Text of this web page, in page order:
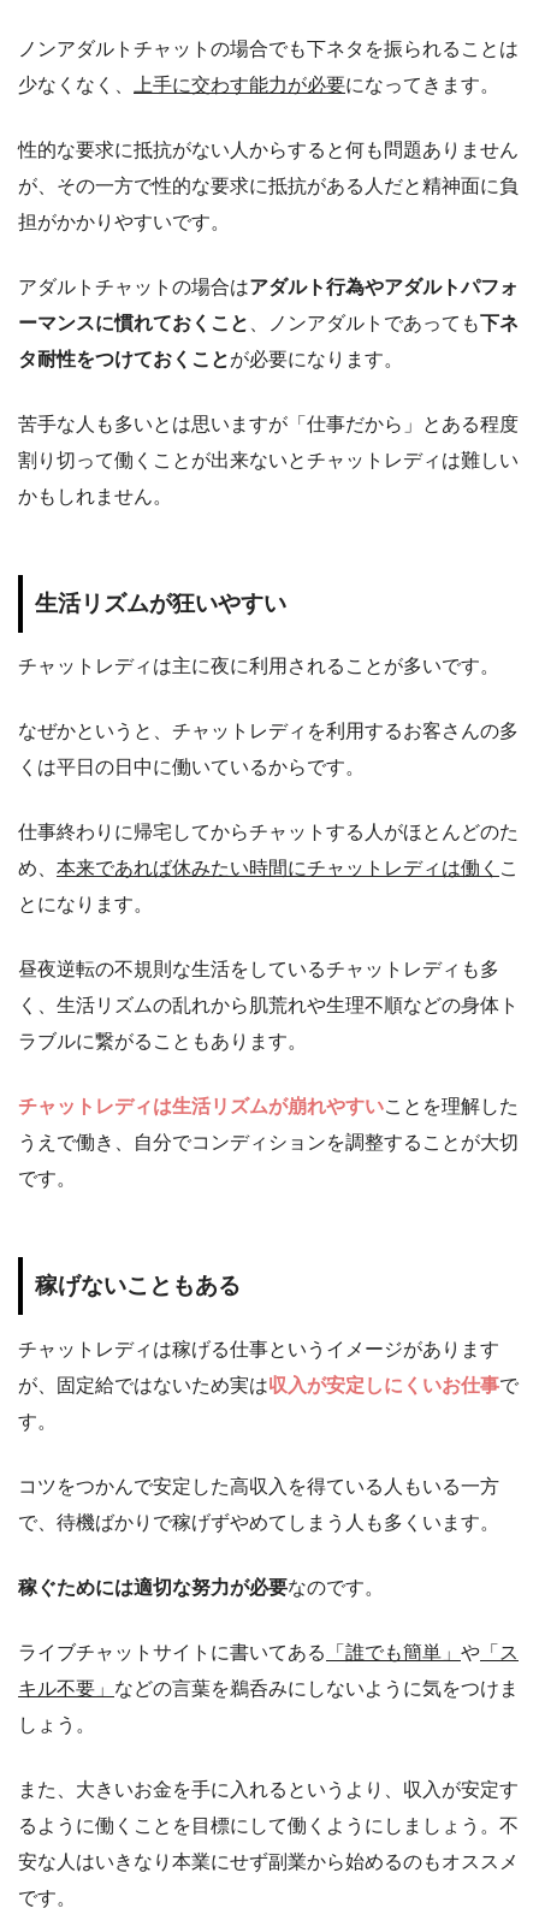
ノンアダルトチャットの場合でも下ネタを振られることは
少なくなく、
上手に交わす能力が必要になってきます。
性的な要求に抵抗がない人からすると何も問題ありません
が、その一方で性的な要求に抵抗がある人だと精神面に負
担がかかりやすいです。
アダルトチャットの場合はアダルト行為やアダルトパフォ
ーマンスに慣れておくこと
、ノンアダルトであっても下ネ
タ耐性をつけておくことが必要になります。
苦手な人も多いとは思いますが「仕事だから」とある程度
割り切って働くことが出来ないとチャットレディは難しい
かもしれません。
生活リズムが狂いやすい
チャットレディは主に夜に利用されることが多いです。
なぜかというと、チャットレディを利用するお客さんの多
くは平日の日中に働いているからです。
仕事終わりに帰宅してからチャットする人がほとんどのた
め、 本来であれば休みたい時間にチャットレディは働く こ
とになります。
昼夜逆転の不規則な生活をしているチャットレディも多
く、生活リズムの乱れから肌荒れや生理不順などの身体ト
ラブルに繋がることもあります。
チャットレディは生活リズムが崩れやすいことを理解した
うえで働き、自分でコンディションを調整することが大切
です。
稼げないこともある
チャットレディは稼げる仕事というイメージがあります
が、固定給ではないため実は収入が安定しにくいお仕事で
す。
コツをつかんで安定した高収入を得ている人もいる一方
で、待機ばかりで稼げずやめてしまう人も多くいます。
稼ぐためには適切な努力が必要なのです。
ライブチャットサイトに書いてある 「誰でも簡単」 や 「ス
キル不要」 などの言葉を鵜呑みにしないように気をつけま
しょう。
また、大きいお金を手に入れるというより、収入が安定す
るように働くことを目標にして働くようにしましょう。不
安な人はいきなり本業にせず副業から始めるのもオススメ
です。